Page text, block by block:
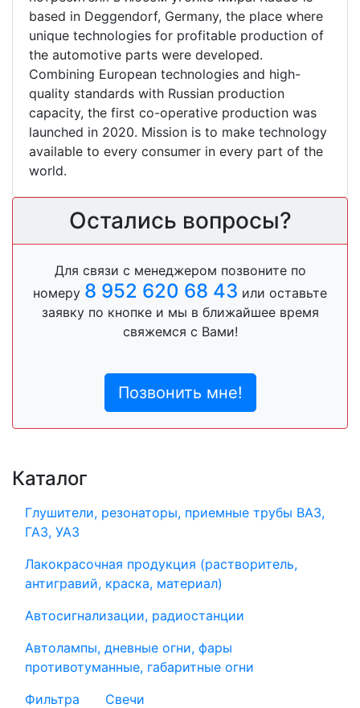
based in Deggendorf, Germany, the place where
unique technologies for profitable production of
the automotive parts were developed.
Combining European technologies and high-
quality standards with Russian production
capacity, the first co-operative production was
launched in 2020. Mission is to make technology
available to every consumer in every part of the
world.
Остались вопросы?
Для связи с менеджером позвоните по
номеру 8 952 620 68 43 или оставьте
заявку по кнопке и мы в ближайшее время
свяжемся с Вами!
Позвонить мне!
Каталог
Глушители, резонаторы, приемные трубы ВАЗ,
ГАЗ, УАЗ
Лакокрасочная продукция (растворитель,
антигравий, краска, материал)
Автосигнализации, радиостанции
Автолампы, дневные огни, фары
противотуманные, габаритные огни
Фильтра
Свечи